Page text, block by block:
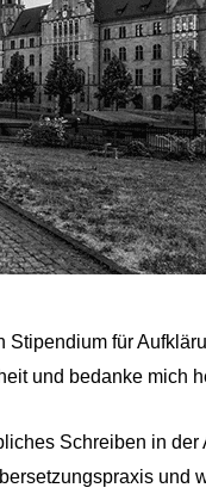
für
und bedanke mich
Schreiben in der
und